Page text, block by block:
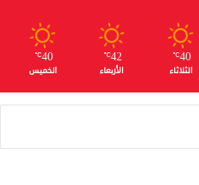
40
℃
الثلاثاء
42
℃
الأربعاء
40
℃
الخميس